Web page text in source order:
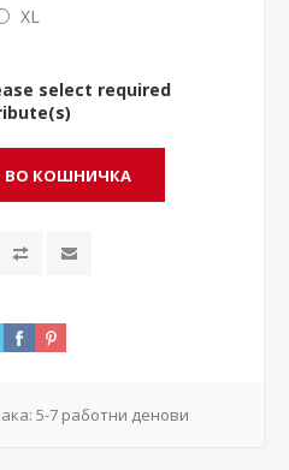
XL
select required
5-7 работни денови